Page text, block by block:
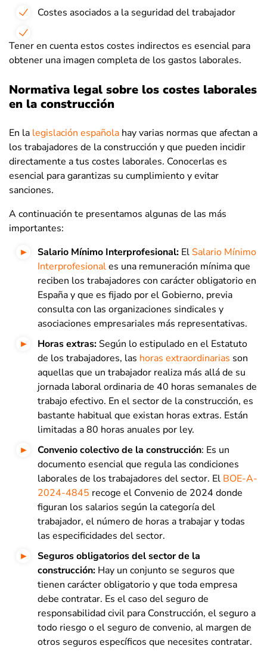
Costes asociados a la seguridad del trabajador
Tener en cuenta estos costes indirectos es esencial para
obtener una imagen completa de los gastos laborales.
Normativa legal sobre los costes laborales
en la construcción
En la legislación española hay varias normas que afectan a
los trabajadores de la construcción y que pueden incidir
directamente a tus costes laborales. Conocerlas es
esencial para garantizas su cumplimiento y evitar
sanciones.
A continuación te presentamos algunas de las más
importantes:
Salario Mínimo Interprofesional: El Salario Mínimo
Interprofesionales una remuneración mínima que
reciben los trabajadores con carácter obligatorio en
España y que es fijado por el Gobierno, previa
consulta con las organizaciones sindicales y
asociaciones empresariales más representativas.
Horas extras: Según lo estipulado en el Estatuto
de los trabajadores, las horas extraordinarias son
aquellas que un trabajador realiza más allá de su
jornada laboral ordinaria de 40 horas semanales de
trabajo efectivo. En el sector de la construcción, es
bastante habitual que existan horas extras. Están
limitadas a 80 horas anuales por ley.
Convenio colectivo de la construcción: Es un
documento esencial que regula las condiciones
laborales de los trabajadores del sector. El BOE-A-
2024-4845 recoge el Convenio de 2024 donde
figuran los salarios según la categoría del
trabajador, el número de horas a trabajar y todas
las especificidades del sector.
Seguros obligatorios del sector de la
construcción: Hay un conjunto se seguros que
tienen carácter obligatorio y que toda empresa
debe contratar. Es el caso del seguro de
responsabilidad civil para Construcción, el seguro a
todo riesgo o el seguro de convenio, al margen de
otros seguros específicos que necesites contratar.